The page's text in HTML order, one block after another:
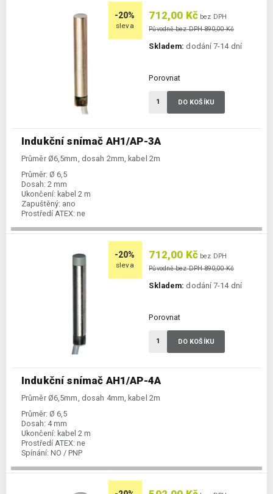
-20%
sleva
Indukční snímač AH1/AP-3A
Průměr Ø6,5mm, dosah 2mm, kabel 2m
Průměr: Ø 6,5
Dosah: 2 mm
Ukončení: kabel 2 m
Zapuštěný: ano
Prostředí ATEX: ne
712,00 Kč bez DPH
Původně bez DPH 890,00 Kč
Skladem: dodání 7-14 dní
Porovnat
DO KOŠÍKU
-20%
sleva
Indukční snímač AH1/AP-4A
Průměr Ø6,5mm, dosah 4mm, kabel 2m
Průměr: Ø 6,5
Dosah: 4 mm
Ukončení: kabel 2 m
Prostředí ATEX: ne
Spínání: NO / PNP
712,00 Kč bez DPH
Původně bez DPH 890,00 Kč
Skladem: dodání 7-14 dní
Porovnat
DO KOŠÍKU